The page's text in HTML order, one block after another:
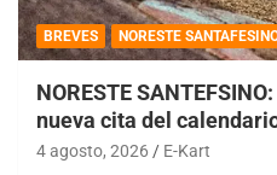
BREVES NORESTE
NORESTE
nueva cita del
4 agosto, 2026 E-Kart